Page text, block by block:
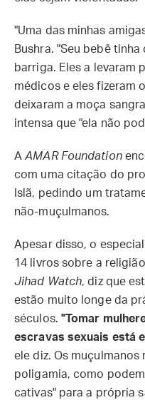
"Uma das minhas
Bushra. "Seu bebê
barriga. Eles a levaram
médicos e eles fizeram
deixaram a moça
intensa que "ela não
AAMAR Foundation
com uma citação do
Islã, pedindo um
não-muçulmanos.
Apesar disso, o
14 livros sobre a
Jihad Watch, diz que
estão muito longe da
séculos. "Tomar
escravas sexuais está
ele diz. Os muçulmanos
poligamia, como
cativas" para a própria